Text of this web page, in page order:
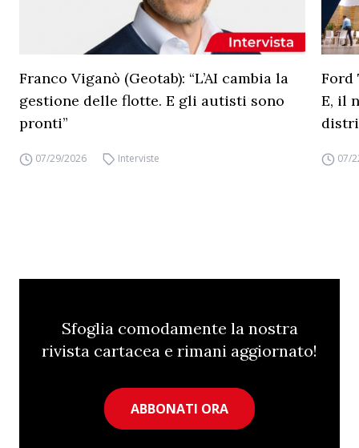
Franco Viganò (Geotab): “L’AI cambia la
gestione delle flotte. E gli autisti sono
pronti”
07/29/2026 Interviste
Ford
E, il
07/
Sfoglia comodamente la nostra
rivista cartacea e rimani aggiornato!
ABBONATI ORA